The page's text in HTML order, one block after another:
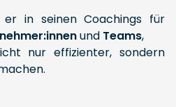
er in seinen Coachings für
und Teams,
nur effizienter, sondern